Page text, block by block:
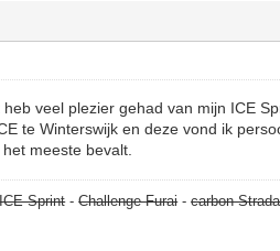
veel plezier gehad van mijn ICE
te Winterswijk en deze vond ik
meeste bevalt.
ICE Sprint-Challenge Furai-carbon